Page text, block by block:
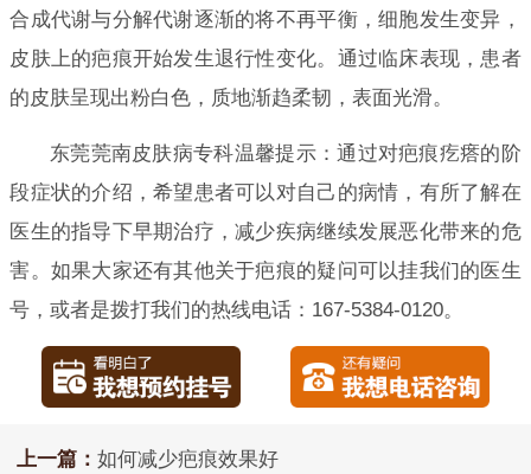
合成代谢与分解代谢逐渐的将不再平衡，细胞发生变异，
皮肤上的疤痕开始发生退行性变化。通过临床表现，患者
的皮肤呈现出粉白色，质地渐趋柔韧，表面光滑。
东莞莞南皮肤病专科温馨提示：通过对疤痕疙瘩的阶
段症状的介绍，希望患者可以对自己的病情，有所了解在
医生的指导下早期治疗，减少疾病继续发展恶化带来的危
害。如果大家还有其他关于疤痕的疑问可以挂我们的医生
号，或者是拨打我们的热线电话：167-5384-0120。
上一篇： 如何减少疤痕效果好